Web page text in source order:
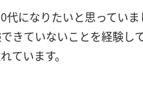
になりたいと思ってい
きていないことを経験し
ています。